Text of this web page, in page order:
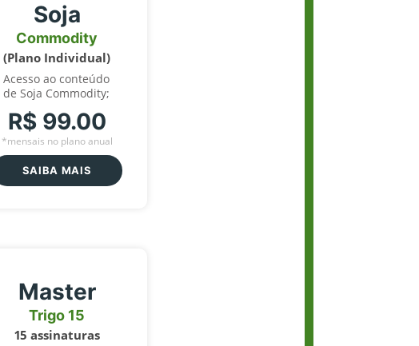
Soja
Commodity
(Plano Individual)
Acesso ao conteúdo
de Soja Commodity;
R$ 99.00
*mensais no plano anual
SAIBA MAIS
Master
Trigo 15
15 assinaturas